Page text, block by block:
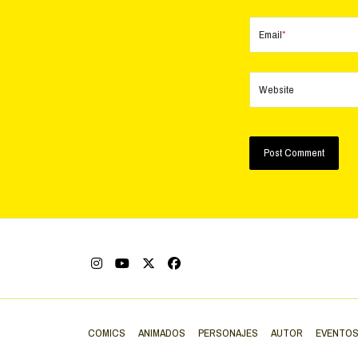
Email*
Website
COMICS ANIMADOS PERSONAJES AUTOR EVENTOS